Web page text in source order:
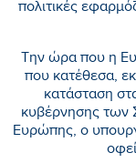
πολιτικές
Την ώρα που η
που κατέθεσα,
κατάσταση
κυβέρνησης των
Ευρώπης, ο